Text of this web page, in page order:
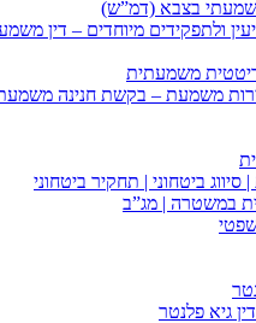
משמעתי בצבא (דמ”ש)
ולתפקידים מיוחדים – דין
משמעתית
משמעת – בקשת חנינה
ביטחוני | תחקיר ביטחוני
במשטרה | מג”ב
גיא פלנטר